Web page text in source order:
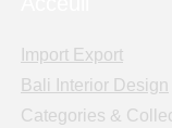
Import Export
Bali Interior Design
Categories &